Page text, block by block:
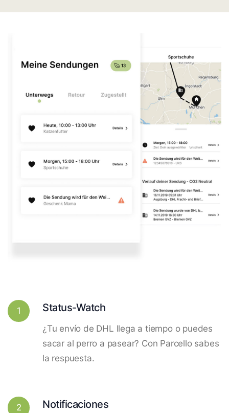
1 Status-Watch
¿Tu envío de DHL llega a tiempo o puedes
sacar al perro a pasear? Con Parcello sabes
la respuesta.
2 Notificaciones